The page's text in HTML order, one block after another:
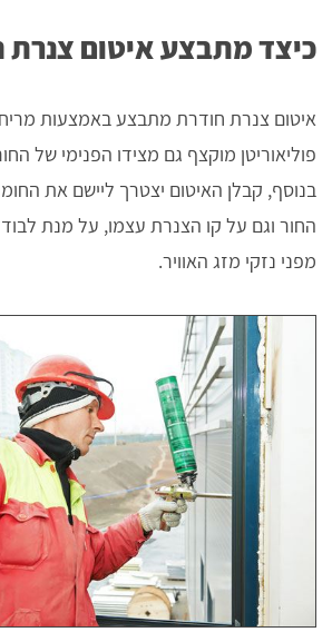
כיצד מתבצע איטום צנרת
איטום צנרת חודרת מתבצע באמצעות
פוליאוריטן מוקצף גם מצידו הפנימי של
בנוסף, קבלן האיטום יצטרך ליישם את
החור וגם על קו הצנרת עצמו, על מנת
מפני נזקי מזג האוויר.